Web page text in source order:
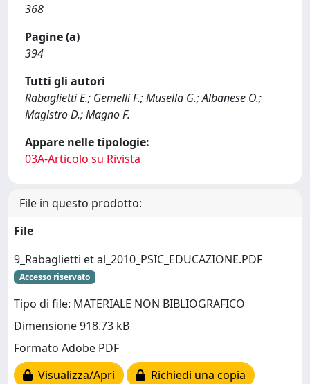
368
Pagine (a)
394
Tutti gli autori
Rabaglietti E.; Gemelli F.; Musella G.; Albanese O.;
Magistro D.; Magno F.
Appare nelle tipologie:
03A-Articolo su Rivista
File in questo prodotto:
File
9_Rabaglietti et al_2010_PSIC_EDUCAZIONE.PDF
Accesso riservato
Tipo di file: MATERIALE NON BIBLIOGRAFICO
Dimensione 918.73 kB
Formato Adobe PDF
Visualizza/Apri
Richiedi una copia